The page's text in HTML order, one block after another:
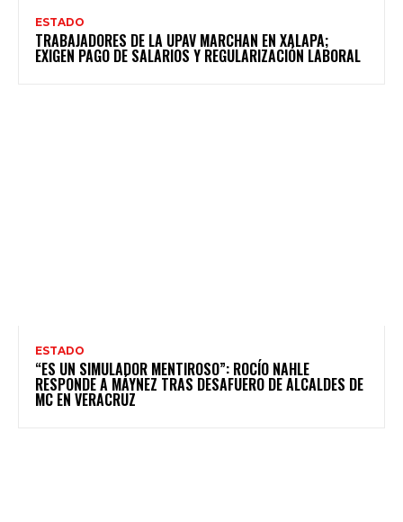
ESTADO
TRABAJADORES DE LA UPAV MARCHAN EN XALAPA;
EXIGEN PAGO DE SALARIOS Y REGULARIZACIÓN LABORAL
ESTADO
“ES UN SIMULADOR MENTIROSO”: ROCÍO NAHLE
RESPONDE A MÁYNEZ TRAS DESAFUERO DE ALCALDES DE
MC EN VERACRUZ